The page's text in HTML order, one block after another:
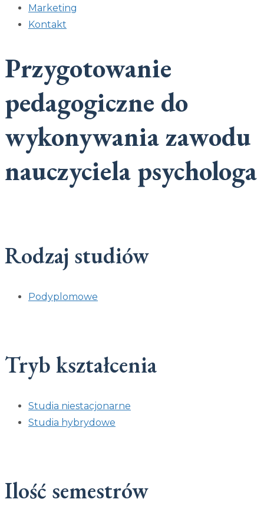
Marketing
Kontakt
Przygotowanie
pedagogiczne do
wykonywania zawodu
nauczyciela psychologa
Rodzaj studiów
Podyplomowe
Tryb kształcenia
Studia niestacjonarne
Studia hybrydowe
Ilość semestrów